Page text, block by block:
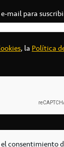
consentimiento
mail para
, laPolítica